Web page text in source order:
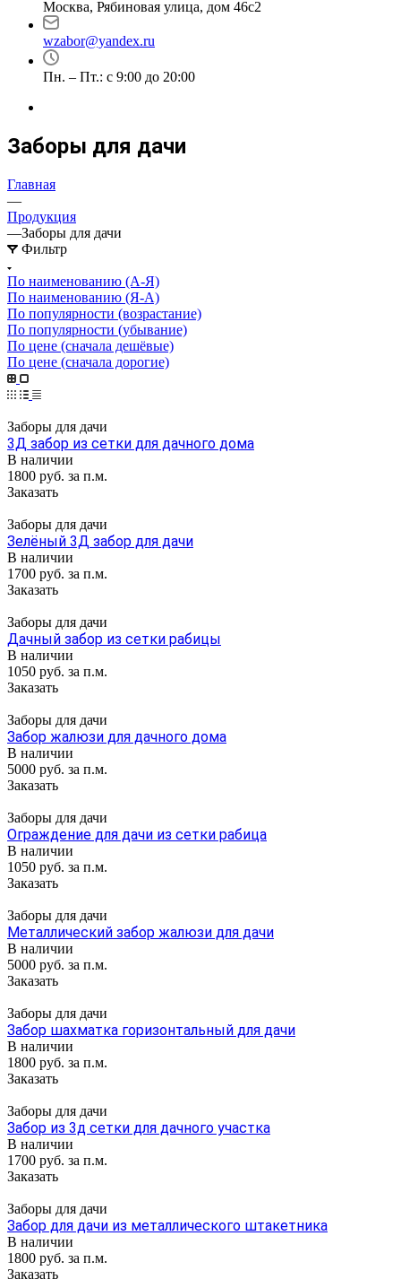
Москва, Рябиновая улица, дом 46с2
wzabor@yandex.ru
Пн. – Пт.: с 9:00 до 20:00
Заборы для дачи
Главная
—
Продукция
—Заборы для дачи
Фильтр
По наименованию (А-Я)
По наименованию (Я-А)
По популярности (возрастание)
По популярности (убывание)
По цене (сначала дешёвые)
По цене (сначала дорогие)
Заборы для дачи
3Д забор из сетки для дачного дома
В наличии
1800 руб. за п.м.
Заказать
Заборы для дачи
Зелёный 3Д забор для дачи
В наличии
1700 руб. за п.м.
Заказать
Заборы для дачи
Дачный забор из сетки рабицы
В наличии
1050 руб. за п.м.
Заказать
Заборы для дачи
Забор жалюзи для дачного дома
В наличии
5000 руб. за п.м.
Заказать
Заборы для дачи
Ограждение для дачи из сетки рабица
В наличии
1050 руб. за п.м.
Заказать
Заборы для дачи
Металлический забор жалюзи для дачи
В наличии
5000 руб. за п.м.
Заказать
Заборы для дачи
Забор шахматка горизонтальный для дачи
В наличии
1800 руб. за п.м.
Заказать
Заборы для дачи
Забор из 3д сетки для дачного участка
В наличии
1700 руб. за п.м.
Заказать
Заборы для дачи
Забор для дачи из металлического штакетника
В наличии
1800 руб. за п.м.
Заказать